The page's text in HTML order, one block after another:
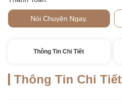
Nói Chuyện Ngay.
Thông Tin Chi Tiết
Thông Tin Chi Tiết